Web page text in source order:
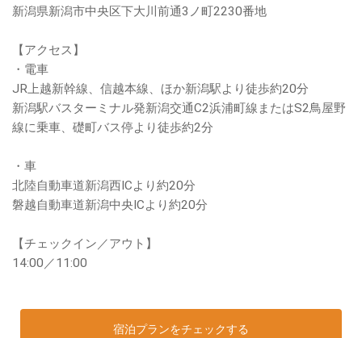
新潟県新潟市中央区下大川前通3ノ町2230番地
【アクセス】
・電車
JR上越新幹線、信越本線、ほか新潟駅より徒歩約20分
新潟駅バスターミナル発新潟交通C2浜浦町線またはS2鳥屋野
線に乗車、礎町バス停より徒歩約2分
・車
北陸自動車道新潟西ICより約20分
磐越自動車道新潟中央ICより約20分
【チェックイン／アウト】
14:00／11:00
宿泊プランをチェックする